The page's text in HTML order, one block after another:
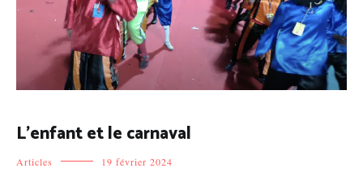
L’enfant et le carnaval
Articles 19 février 2024